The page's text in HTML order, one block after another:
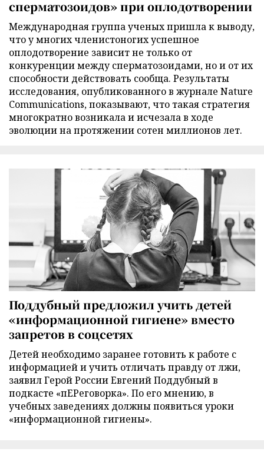
сперматозоидов» при оплодотворении
Международная группа ученых пришла к выводу,
что у многих членистоногих успешное
оплодотворение зависит не только от
конкуренции между сперматозоидами, но и от их
способности действовать сообща. Результаты
исследования, опубликованного в журнале Nature
Communications, показывают, что такая стратегия
многократно возникала и исчезала в ходе
эволюции на протяжении сотен миллионов лет.
Поддубный предложил учить детей
«информационной гигиене» вместо
запретов в соцсетях
Детей необходимо заранее готовить к работе с
информацией и учить отличать правду от лжи,
заявил Герой России Евгений Поддубный в
подкасте «пЕРеговорка». По его мнению, в
учебных заведениях должны появиться уроки
«информационной гигиены».